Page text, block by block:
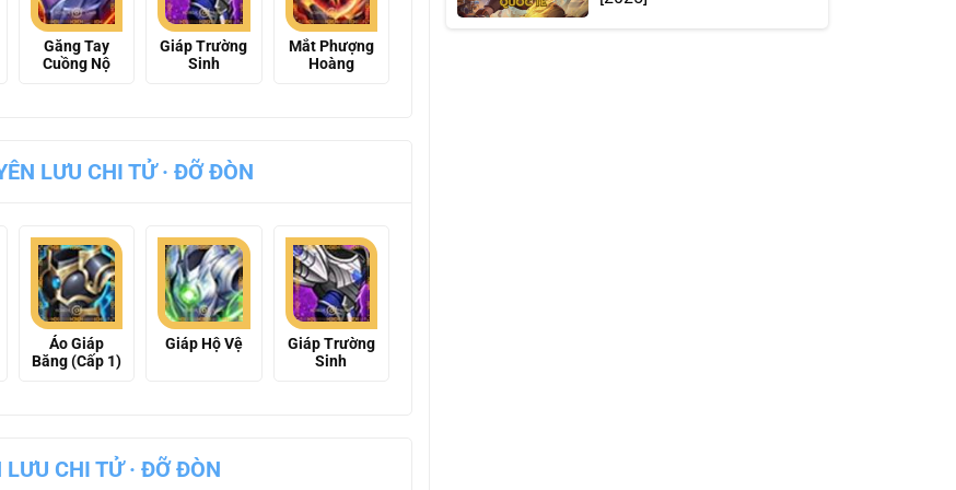
Găng Tay
Cuồng Nộ
Giáp Trường
Sinh
Mắt Phượng
Hoàng
LƯU CHI TỬ · ĐỠ ĐÒN
Áo Giáp
Băng (Cấp 1)
Giáp Hộ Vệ
Giáp Trường
Sinh
CHI TỬ · ĐỠ ĐÒN